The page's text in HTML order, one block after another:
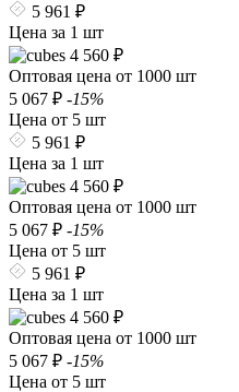
5 961 ₽
Цена за 1 шт
4 560 ₽
Оптовая цена от 1000 шт
5 067 ₽ -15%
Цена от 5 шт
5 961 ₽
Цена за 1 шт
4 560 ₽
Оптовая цена от 1000 шт
5 067 ₽ -15%
Цена от 5 шт
5 961 ₽
Цена за 1 шт
4 560 ₽
Оптовая цена от 1000 шт
5 067 ₽ -15%
Цена от 5 шт